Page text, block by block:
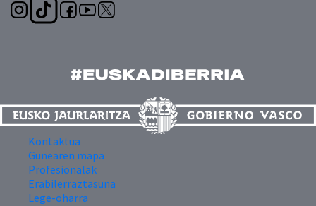
Kontaktua
Gunearen mapa
Profesionalak
Erabilerraztasuna
Lege-oharra